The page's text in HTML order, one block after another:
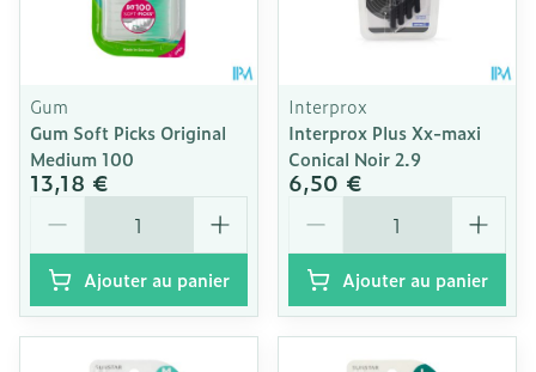
Gum
Gum Soft Picks Original
Medium 100
13,18 €
Ajouter au panier
Interprox
Interprox Plus Xx-maxi
Conical Noir 2.9
6,50 €
Ajouter au panier